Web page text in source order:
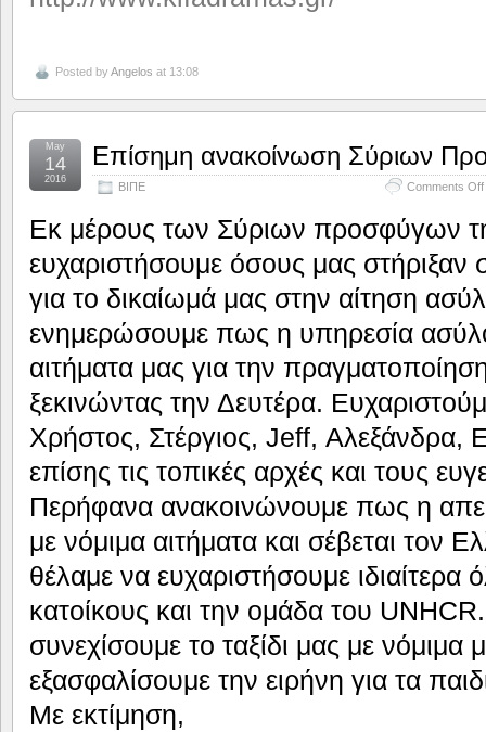
Posted byAngelos at 13:08
Επίσημη ανακοίνωση Σύριων
ΒΙΠΕ Comments Off
May
14
2016
Εκ μέρους των Σύριων προσφύγων
ευχαριστήσουμε όσους μας στήριξαν
για το δικαίωμά μας στην αίτηση
ενημερώσουμε πως η υπηρεσία
αιτήματα μας για την
ξεκινώντας την Δευτέρα.
Χρήστος, Στέργιος, Jeff, Αλεξάνδρα,
επίσης τις τοπικές αρχές και τους
Περήφανα ανακοινώνουμε πως η
με νόμιμα αιτήματα και σέβεται τον
θέλαμε να ευχαριστήσουμε ιδιαίτερα
κατοίκους και την ομάδα του
συνεχίσουμε το ταξίδι μας με νόμιμα
εξασφαλίσουμε την ειρήνη για τα
Με εκτίμηση,